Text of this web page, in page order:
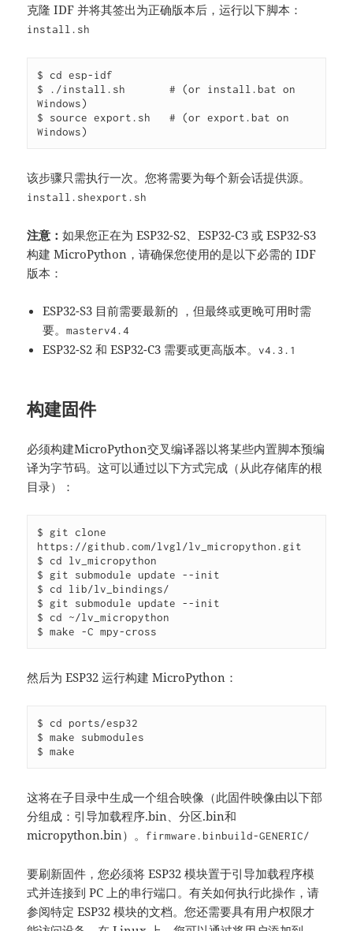
克隆 IDF 并将其签出为正确版本后，运行以下脚本：
install.sh
$ cd esp-idf
$ ./install.sh       # (or install.bat on
Windows)
$ source export.sh   # (or export.bat on
Windows)
该步骤只需执行一次。您将需要为每个新会话提供源。
install.shexport.sh
注意：如果您正在为 ESP32-S2、ESP32-C3 或 ESP32-S3
构建 MicroPython，请确保您使用的是以下必需的 IDF
版本：
ESP32-S3 目前需要最新的 ，但最终或更晚可用时需
要。masterv4.4
ESP32-S2 和 ESP32-C3 需要或更高版本。v4.3.1
构建固件
必须构建MicroPython交叉编译器以将某些内置脚本预编
译为字节码。这可以通过以下方式完成（从此存储库的根
目录）：
$ git clone
https://github.com/lvgl/lv_micropython.git
$ cd lv_micropython
$ git submodule update --init
$ cd lib/lv_bindings/
$ git submodule update --init
$ cd ~/lv_micropython
$ make -C mpy-cross
然后为 ESP32 运行构建 MicroPython：
$ cd ports/esp32
$ make submodules
$ make
这将在子目录中生成一个组合映像（此固件映像由以下部
分组成：引导加载程序.bin、分区.bin和
micropython.bin）。
firmware.binbuild-GENERIC/
要刷新固件，您必须将 ESP32 模块置于引导加载程序模
式并连接到 PC 上的串行端口。有关如何执行此操作，请
参阅特定 ESP32 模块的文档。您还需要具有用户权限才